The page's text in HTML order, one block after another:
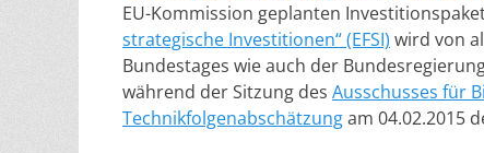
EU-Kommission geplanten
strategische Investitionen“ (EFSI) wird von
Bundestages wie auch der
während der Sitzung des Ausschusses für
Technikfolgenabschätzungam 04.02.2015